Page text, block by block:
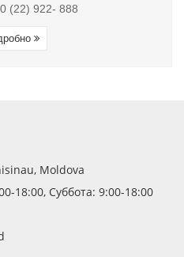
(22) 922- 888
Moldova
18:00, Суббота: 9:00-18:00